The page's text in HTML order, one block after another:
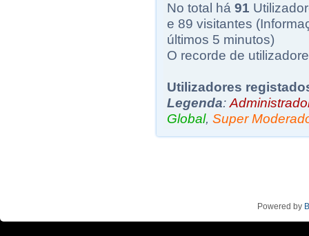
No total há 91
e 89 visitantes
últimos 5 minutos)
O recorde de
Utilizadores
Legenda:
Global, Super
Powered by